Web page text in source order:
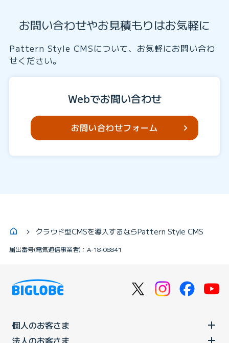
お問い合わせやお見積もりはお気軽に
Pattern Style CMSについて、お気軽にお問い合わ
せください。
Webでお問い合わせ
お問い合わせフォーム
クラウド型CMSを導入するならPattern Style CMS
届出番号(電気通信事業者)：A-18-08841
個人のお客さま
法人のお客さま